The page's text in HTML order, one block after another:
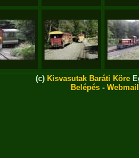
(c) Kisvasutak Baráti Köre
Belépés - Webmail